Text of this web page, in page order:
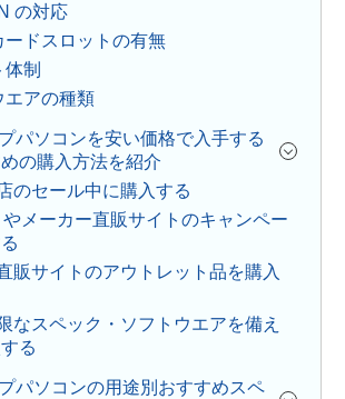
の対応
ードスロットの有無
制
エアの種類
パソコンを安い価格で入手する
の購入方法を紹介
のセール中に購入する
メーカー直販サイトのキャンペー
販サイトのアウトレット品を購入
なスペック・ソフトウエアを備え
る
パソコンの用途別おすすめスペ